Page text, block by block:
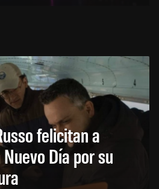
felicitan a
Día por su